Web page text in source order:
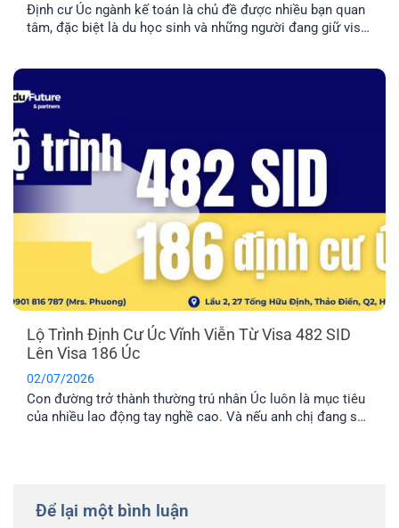
Định cư Úc ngành kế toán là chủ đề được nhiều bạn quan
tâm, đặc biệt là du học sinh và những người đang giữ visa
Lộ Trình Định Cư Úc Vĩnh Viễn Từ Visa 482 SID
Lên Visa 186 Úc
02/07/2026
Con đường trở thành thường trú nhân Úc luôn là mục tiêu
của nhiều lao động tay nghề cao. Và nếu anh chị đang sở
Để lại một bình luận